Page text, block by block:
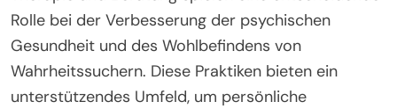
Rolle bei der Verbesserung der psychischen
Gesundheit und des Wohlbefindens von
Wahrheitssuchern. Diese Praktiken bieten ein
unterstützendes Umfeld, um persönliche